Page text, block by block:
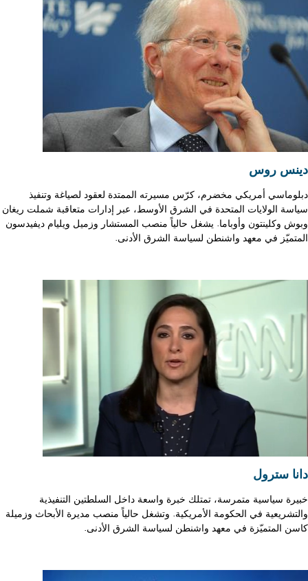
دينس روس
دبلوماسي أمريكي مخضرم، كرّس مسيرته الممتدة لعقود لصياغة وتنفيذ
سياسة الولايات المتحدة في الشرق الأوسط، عبر إدارات متعاقبة شملت ريغان
وبوش وكلينتون وأوباما. يشغل حالياً منصب المستشار وزميل ويليام ديفيدسون
المتميّز في معهد واشنطن لسياسة الشرق الأدنى.
دانا سترول
خبيرة سياسية متمرسة، تمتلك خبرة واسعة داخل السلطتين التنفيذية
والتشريعية في الحكومة الأمريكية. وتشغل حالياً منصب مديرة الأبحاث وزميلة
كاسن المتميّزة في معهد واشنطن لسياسة الشرق الأدنى.